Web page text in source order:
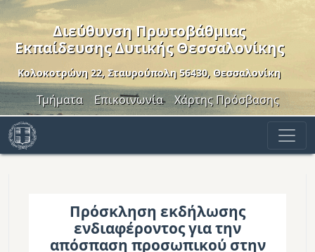
Παράκαμψη προς το κυρίως περιεχόμενο
Διεύθυνση Πρωτοβάθμιας
Εκπαίδευσης Δυτικής Θεσσαλονίκης
Κολοκοτρώνη 22, Σταυρούπολη 56430, Θεσσαλονίκη
Header Menu
Τμήματα Επικοινωνία Χάρτης Πρόσβασης
Πρόσκληση εκδήλωσης
ενδιαφέροντος για την
απόσπαση προσωπικού στην